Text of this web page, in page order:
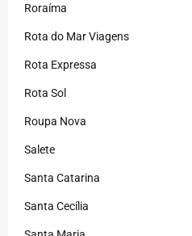
Roraíma
Rota do Mar Viagens
Rota Expressa
Rota Sol
Roupa Nova
Salete
Santa Catarina
Santa Cecília